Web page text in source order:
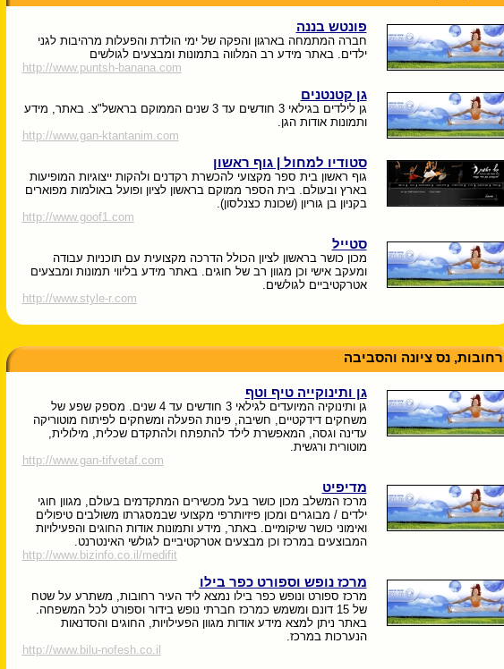
פונטש בננה
חברה המתמחה בארגון והפקה של ימי הולדת והפעלות מרהיבות לגני
ילדים. באתר מידע רב המלווה בתמונות ומבצעים לגולשים
http://www.puntsh-banana.com
גן קטנטנים
גן לילדים בגילאי 3 חודשים עד 3 שנים הממוקם בראשל"צ. באתר, מידע
ותמונות אודות הגן.
http://www.gan-ktantanim.com
סטודיו למחול | גוף ראשון
גוף ראשון בית ספר מקצועי להכשרת רקדנים ולהקות ייצוגיות המופיעות
בארץ ובעולם. בית הספר ממוקם בראשון לציון ופועל באולמות מפוארים
בקניון בן גוריון (שכונת כצנלסון).
http://www.goof1.com
סטייל
מכון כושר בראשון לציון הכולל הדרכה מקצועית עם תוכניות עבודה
ומעקב אישי וכן מגוון רב של חוגים. באתר מידע בליווי תמונות ומבצעים
אטרקטיביים לגולשים.
http://www.style-r.com
רחובות, נס ציונה והסביבה
גן ותינוקייה טיף וטף
גן ותינוקיה המיועדים לגילאי 3 חודשים עד 4 שנים. מספק שפע של
משחקים דידקטיים, חשיבה, פינות הפעלה ומשחקים לפיתוח מוטוריקה
עדינה וגסה, המאפשרת לילד להתפתח ולהתקדם שכלית, מילולית,
מוטורית ורגשית.
http://www.gan-tifvetaf.com
מדיפיט
מרכז המשלב מכון כושר בעל מכשירים המתקדמים בעולם, מגוון חוגי
ילדים / מבוגרים ומכון פיזיותרפי מקצועי שבמסגרתו משולבים טיפולים
ואימוני כושר שיקומיים. באתר, מידע ותמונות אודות החוגים והפעילויות
המבוצעים במרכז וכן מבצעים אטרקטיביים לגולשי האינטרנט.
http://www.bizinfo.co.il/medifit
מרכז נופש וספורט כפר בילו
מרכז ספורט ונופש כפר בילו נמצא ליד העיר רחובות, משתרע על שטח
של 15 דונם ומשמש כמרכז חברתי נופש בידור וספורט לכל המשפחה.
באתר ניתן למצא מידע אודות מגוון הפעילויות, החוגים והסדנאות
הנערכות במרכז.
http://www.bilu-nofesh.co.il